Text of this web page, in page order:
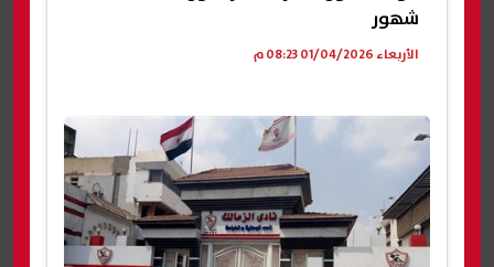
شهور
الأربعاء 01/04/2026 08:23 م